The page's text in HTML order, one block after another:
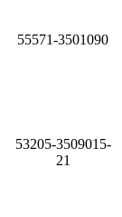
55571-3501090
53205-3509015-
21